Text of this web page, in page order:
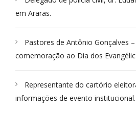
em Araras.
Pastores de Antônio Gonçalves
comemoração ao Dia dos
Representante do cartório
informações de evento institucional.